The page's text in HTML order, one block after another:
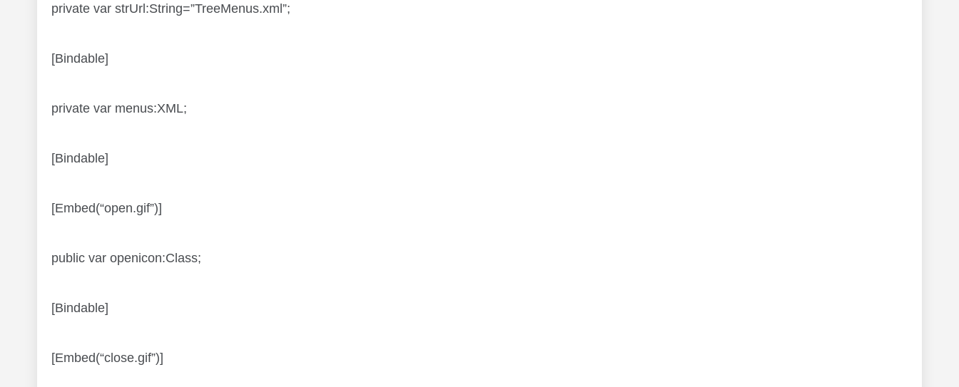
private var strUrl:String=”TreeMenus.xml”;
[Bindable]
private var menus:XML;
[Bindable]
[Embed(“open.gif”)]
public var openicon:Class;
[Bindable]
[Embed(“close.gif”)]